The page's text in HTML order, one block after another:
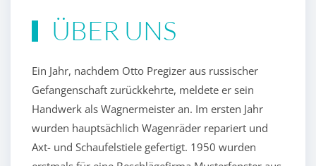
ÜBER UNS
Ein Jahr, nachdem Otto Pregizer aus russischer
Gefangenschaft zurückkehrte, meldete er sein
Handwerk als Wagnermeister an. Im ersten Jahr
wurden hauptsächlich Wagenräder repariert und
Axt- und Schaufelstiele gefertigt. 1950 wurden